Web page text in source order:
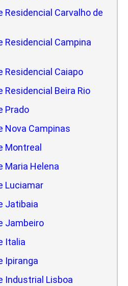
Residencial Carvalho de
Residencial Campina
Residencial Caiapo
Residencial Beira Rio
Prado
Nova Campinas
Montreal
Maria Helena
Luciamar
Jatibaia
Jambeiro
Italia
Ipiranga
Industrial Lisboa